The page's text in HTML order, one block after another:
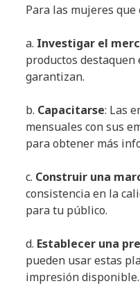
Para las mujeres
a. Investigar el
productos
garantizan.
b. Capacitarse: Las
mensuales con sus
para obtener más
c. Construir una
consistencia en la
para tu público.
d. Establecer una
pueden usar estas
impresión disponible.